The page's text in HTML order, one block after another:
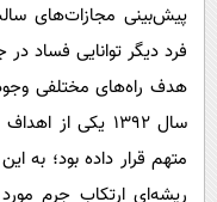
پیش‌بینی مجازات‌های
فرد دیگر توانایی فساد
هدف راه‌های مختلفی
سال ۱۳۹۲ یکی
متهم قرار داده بود؛ به
ریشه‌ای ارتکاب جرم